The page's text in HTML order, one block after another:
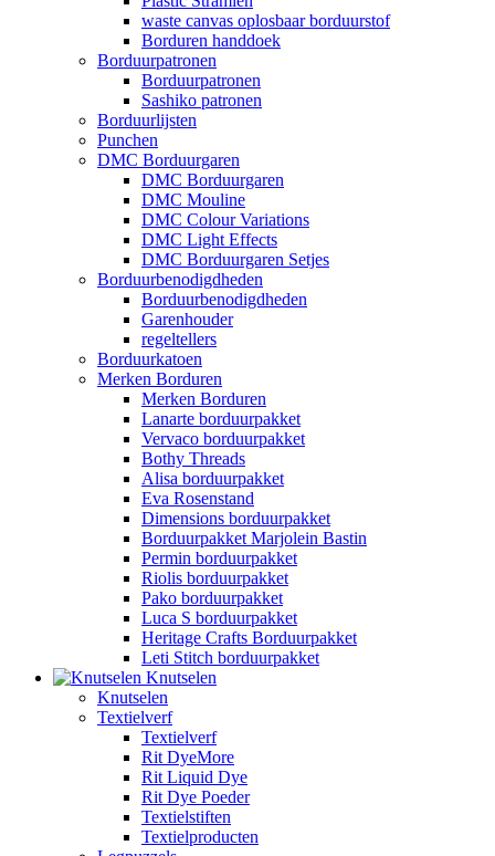
waste canvas oplosbaar borduurstof
Borduren handdoek
Borduurpatronen
Borduurpatronen
Sashiko patronen
Borduurlijsten
Punchen
DMC Borduurgaren
DMC Borduurgaren
DMC Mouline
DMC Colour Variations
DMC Light Effects
DMC Borduurgaren Setjes
Borduurbenodigdheden
Borduurbenodigdheden
Garenhouder
regeltellers
Borduurkatoen
Merken Borduren
Merken Borduren
Lanarte borduurpakket
Vervaco borduurpakket
Bothy Threads
Alisa borduurpakket
Eva Rosenstand
Dimensions borduurpakket
Borduurpakket Marjolein Bastin
Permin borduurpakket
Riolis borduurpakket
Pako borduurpakket
Luca S borduurpakket
Heritage Crafts Borduurpakket
Leti Stitch borduurpakket
Knutselen
Knutselen
Textielverf
Textielverf
Rit DyeMore
Rit Liquid Dye
Rit Dye Poeder
Textielstiften
Textielproducten